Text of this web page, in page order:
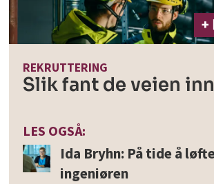
REKRUTTERING
Slik fant de veien inn
LES OGSÅ:
Ida Bryhn: På tide å
ingeniøren